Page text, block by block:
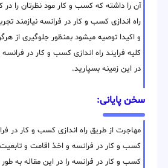
آن را داشته که کسب و کار مود نظرتان را در
راه اندازی کسب و کار در فرانسه نیازمند
و اکیدا توصیه میشود بمنظور جلوگیری از
کلیه فرایند راه اندازی کسب و کار در
در این زمینه بسپارید.
سخن پایانی:
مهاجرت از طریق راه اندازی کسب و کار در
کسب و کار در فرانسه و اخذ اقامت و تابعیت
کسب و کار در فرانسه را در این مقاله به